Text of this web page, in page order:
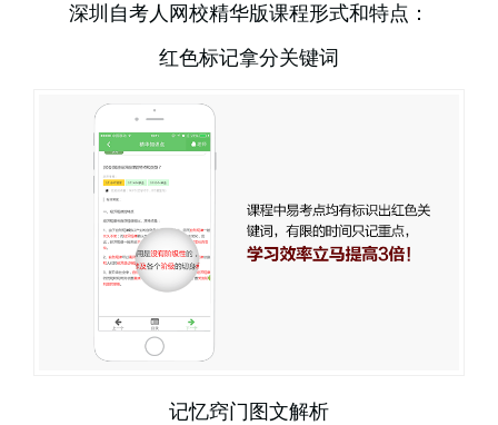
深圳自考人网校精华版课程形式和特点：
红色标记拿分关键词
记忆窍门图文解析